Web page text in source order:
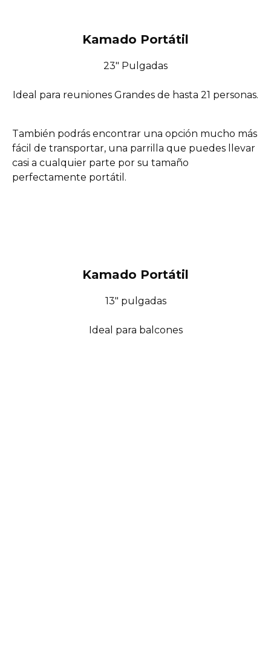
Kamado Portátil
23″ Pulgadas
Ideal para reuniones Grandes de hasta 21 personas.
También podrás encontrar una opción mucho más
fácil de transportar, una parrilla que puedes llevar
casi a cualquier parte por su tamaño
perfectamente portátil.
Kamado Portátil
13″ pulgadas
Ideal para balcones